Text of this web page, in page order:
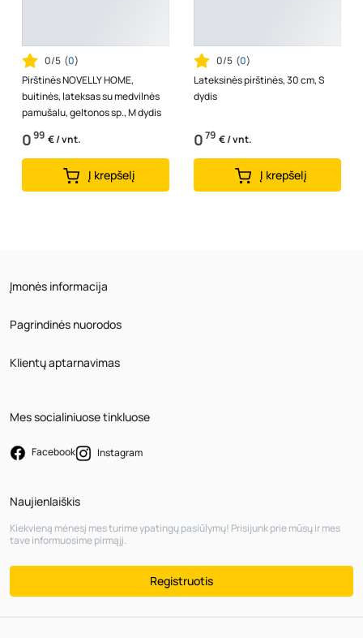
0/5 (0)
Pirštinės NOVELLY HOME,
buitinės, lateksas su medvilnės
pamušalu, geltonos sp., M dydis
099 € / vnt.
Į krepšelį
0/5 (0)
Lateksinės pirštinės, 30 cm, S
dydis
079 € / vnt.
Į krepšelį
Įmonės informacija
Pagrindinės nuorodos
Klientų aptarnavimas
Mes socialiniuose tinkluose
Facebook Instagram
Naujienlaiškis
Kiekvieną mėnesį mes turime ypatingų pasiūlymų! Prisijunk prie mūsų ir mes
tave informuosime pirmąjį.
Registruotis